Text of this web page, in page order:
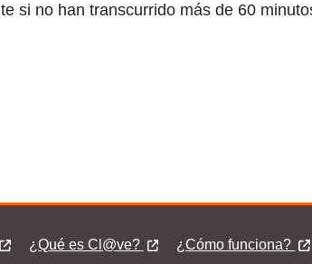
si no han transcurrido más de 60
¿Qué es Cl@ve? ¿Qué es Cl@ve?
¿Cómo funciona?